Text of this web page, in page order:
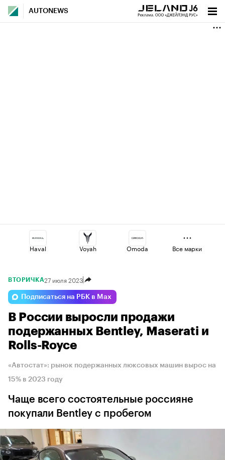
AUTONEWS
Haval Voyah Omoda
Jaecoo Lada
Volga Changan Esteo
Все марки
ВТОРИЧКА27 июля 2023
Подписаться на РБК в Max
В России выросли продажи
подержанных Bentley, Maserati и
Rolls-Royce
«Автостат»: рынок подержанных люксовых машин вырос на
15% в 2023 году
Чаще всего состоятельные россияне
покупали Bentley с пробегом